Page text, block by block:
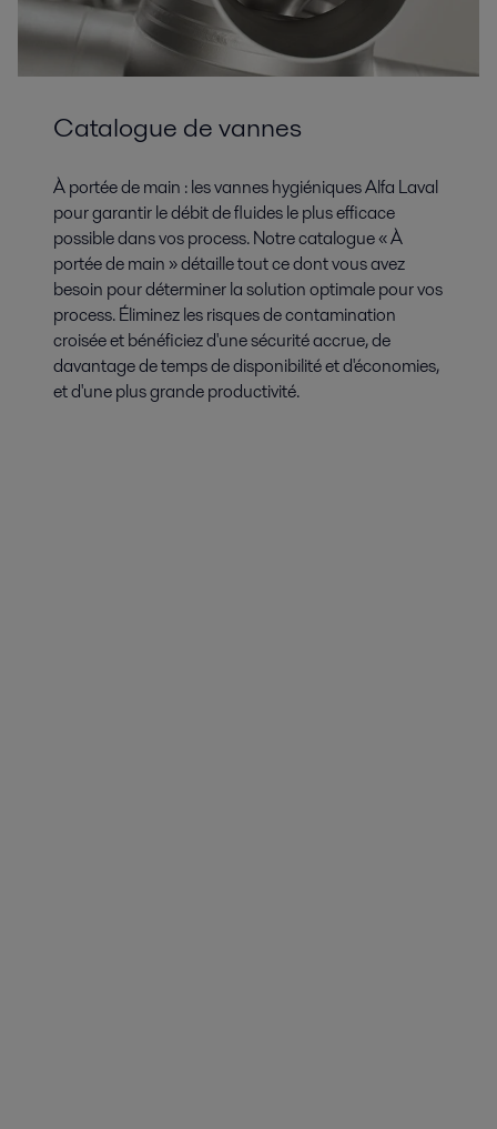
Catalogue de vannes
À portée de main : les vannes hygiéniques Alfa Laval
pour garantir le débit de fluides le plus efficace
possible dans vos process. Notre catalogue « À
portée de main » détaille tout ce dont vous avez
besoin pour déterminer la solution optimale pour vos
process. Éliminez les risques de contamination
croisée et bénéficiez d'une sécurité accrue, de
davantage de temps de disponibilité et d'économies,
et d'une plus grande productivité.